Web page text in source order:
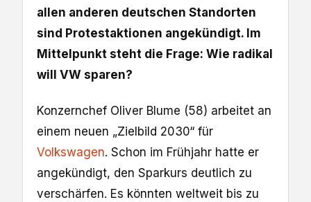
allen anderen deutschen Standorten
sind Protestaktionen angekündigt. Im
Mittelpunkt steht die Frage: Wie radikal
will VW sparen?
Konzernchef Oliver Blume (58) arbeitet an
einem neuen „Zielbild 2030“ für
Volkswagen. Schon im Frühjahr hatte er
angekündigt, den Sparkurs deutlich zu
verschärfen. Es könnten weltweit bis zu